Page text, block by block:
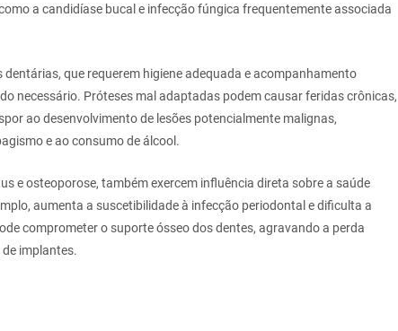
a candidíase bucal e infecção fúngica frequentemente associada
que requerem higiene adequada e acompanhamento
necessário. Próteses mal adaptadas podem causar feridas crônicas,
ao desenvolvimento de lesões potencialmente malignas,
e ao consumo de álcool.
e osteoporose, também exercem influência direta sobre a saúde
aumenta a suscetibilidade à infecção periodontal e dificulta a
comprometer o suporte ósseo dos dentes, agravando a perda
implantes.